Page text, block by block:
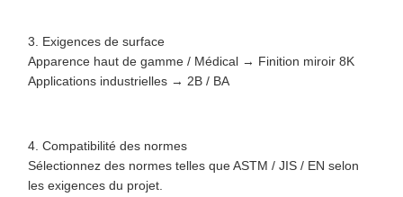
3. Exigences de surface
Apparence haut de gamme / Médical → Finition miroir 8K
Applications industrielles → 2B / BA
4. Compatibilité des normes
Sélectionnez des normes telles que ASTM / JIS / EN selon
les exigences du projet.